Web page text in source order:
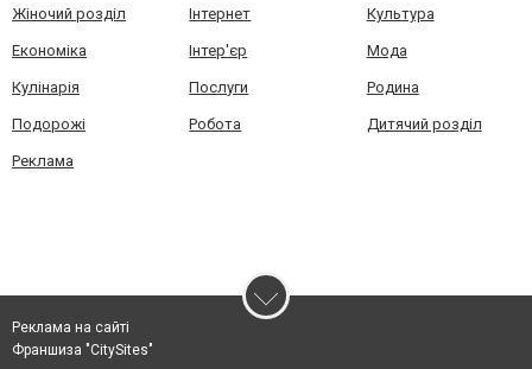
Жіночий розділ Інтернет Культура
Економіка Інтер'єр Мода
Кулінарія Послуги Родина
Подорожі Робота Дитячий розділ
Реклама
Реклама на сайті
Франшиза "CitySites"